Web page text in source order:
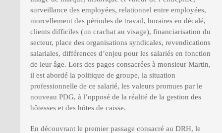
surveillance des employées, relationnel entre employées,
morcellement des périodes de travail, horaires en décalé,
clients difficiles (un crachat au visage), financiarisation du
secteur, place des organisations syndicales, revendications
salariales, différences d’enjeu pour les salariés en fonction
de leur âge. Lors des pages consacrées à monsieur Martin,
il est abordé la politique de groupe, la situation
professionnelle de ce salarié, les valeurs promues par le
nouveau PDG, à l’opposé de la réalité de la gestion des
hôtesses et des hôtes de caisse.
En découvrant le premier passage consacré au DRH, le